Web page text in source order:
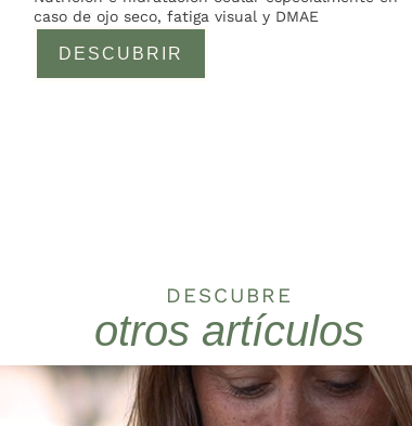
DESCUBRIR
caso de ojo seco, fatiga visual y DMAE
DESCUBRE
otros artículos